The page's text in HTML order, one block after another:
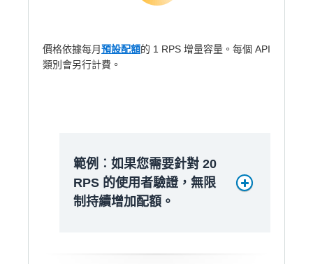
價格依據每月預設配額的 1 RPS 增量容量。每個 API
類別會另行計費。
範例︰如果您需要針對 20
RPS 的使用者驗證，無限
制持續增加配額。